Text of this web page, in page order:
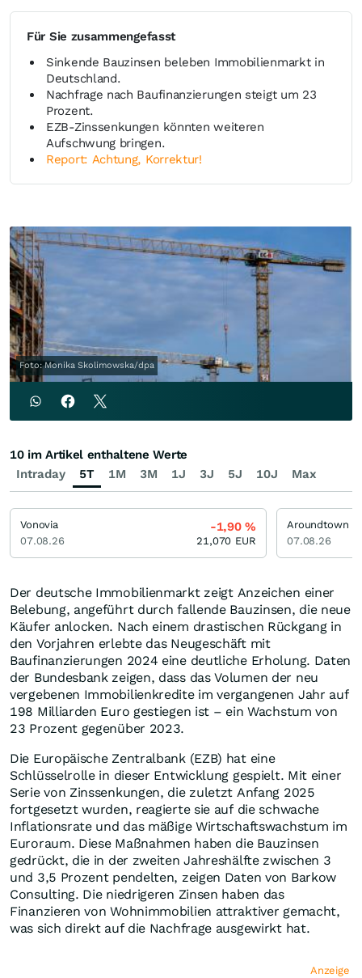
Für Sie zusammengefasst
Sinkende Bauzinsen beleben Immobilienmarkt in
Deutschland.
Nachfrage nach Baufinanzierungen steigt um 23
Prozent.
EZB-Zinssenkungen könnten weiteren
Aufschwung bringen.
Report: Achtung, Korrektur!
Foto: Monika Skolimowska/dpa
Der deutsche Immobilienmarkt zeigt Anzeichen einer
Belebung, angeführt durch fallende Bauzinsen, die neue
Käufer anlocken. Nach einem drastischen Rückgang in
den Vorjahren erlebte das Neugeschäft mit
Baufinanzierungen 2024 eine deutliche Erholung. Daten
der Bundesbank zeigen, dass das Volumen der neu
vergebenen Immobilienkredite im vergangenen Jahr auf
198 Milliarden Euro gestiegen ist – ein Wachstum von
23 Prozent gegenüber 2023.
Die Europäische Zentralbank (EZB) hat eine
Schlüsselrolle in dieser Entwicklung gespielt. Mit einer
Serie von Zinssenkungen, die zuletzt Anfang 2025
fortgesetzt wurden, reagierte sie auf die schwache
Inflationsrate und das mäßige Wirtschaftswachstum im
Euroraum. Diese Maßnahmen haben die Bauzinsen
gedrückt, die in der zweiten Jahreshälfte zwischen 3
und 3,5 Prozent pendelten, zeigen Daten von Barkow
Consulting. Die niedrigeren Zinsen haben das
Finanzieren von Wohnimmobilien attraktiver gemacht,
was sich direkt auf die Nachfrage ausgewirkt hat.
Anzeige
Intraday 5T 1M 3M 1J 3J 5J 10J Max
10 im Artikel enthaltene Werte
Vonovia
07.08.26
-1,90%
21,070 EUR
Aroundtown
07.08.26